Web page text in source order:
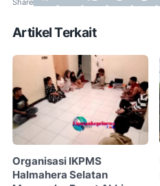
Artikel Terkait
Organisasi IKPMS
Halmahera Selatan